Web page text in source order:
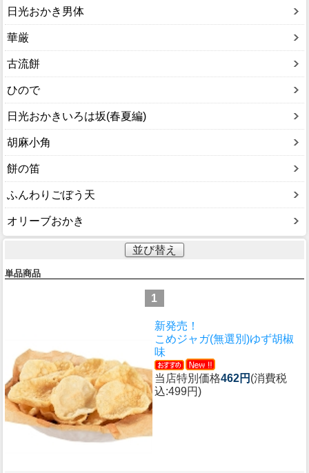
日光おかき男体
華厳
古流餅
ひので
日光おかきいろは坂(春夏編)
胡麻小角
餅の笛
ふんわりごぼう天
オリーブおかき
並び替え
単品商品
1
新発売！
こめジャガ(無選別)ゆず胡椒
味
当店特別価格462円 (消費税
込:499円)